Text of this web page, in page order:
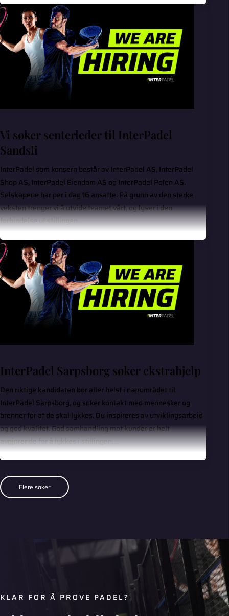
Vi søker senterleder til InterPadel
Sandsli
InterPadel som konsern består av InterPadel AS, InterPadel
Shop AS, InterPadel Eiendom AS og InterPadel Polen AS.
Selskapene har per i dag 16 ansatte. På grunn av den sterke
veksten trenger vi å utvide teamet vårt, og lyser i den
forbindelse ut stillingen...
InterPadel Sarpsborg søker ekstrahjelp
Den riktige kandidaten bor aller helst i nærområdet til
InterPadel Sarpsborg, og søker kontakt med mennesker og
brenner for at de skal lykkes. Du inspireres av utviklingsarbeid
og god kvalitet. God samhandling mot kunder er helt
avgjørende for å lykkes i stillingen....
Flere saker
KLAR FOR Å PRØVE PADEL?